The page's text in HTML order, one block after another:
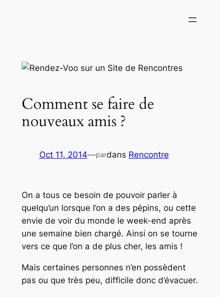
Comment se faire de
nouveaux amis ?
Oct 11, 2014—pardans Rencontre
On a tous ce besoin de pouvoir parler à
quelqu’un lorsque l’on a des pépins, ou cette
envie de voir du monde le week-end après
une semaine bien chargé. Ainsi on se tourne
vers ce que l’on a de plus cher, les amis !
Mais certaines personnes n’en possèdent
pas ou que très peu, difficile donc d’évacuer.